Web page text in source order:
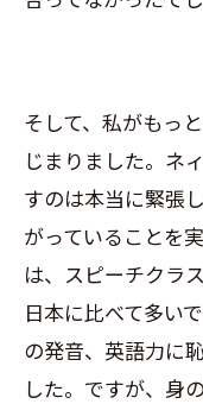
そして、私がもっ
じまりました。ネ
すのは本当に緊張
がっていることを
は、スピーチクラ
日本に比べて多い
の発音、英語力に
した。ですが、身